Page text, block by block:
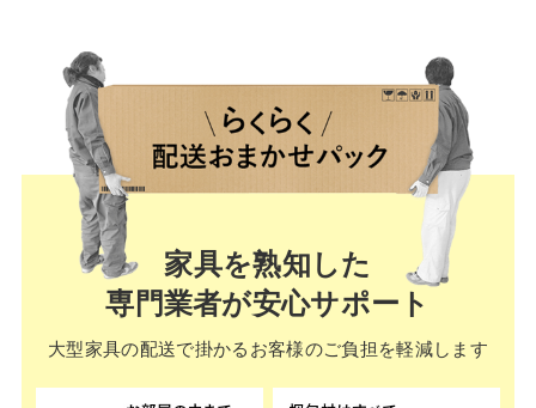
家具を熟知した
専門業者が安心サポート
大型家具の配送で掛かる お客様のご負担を軽減します